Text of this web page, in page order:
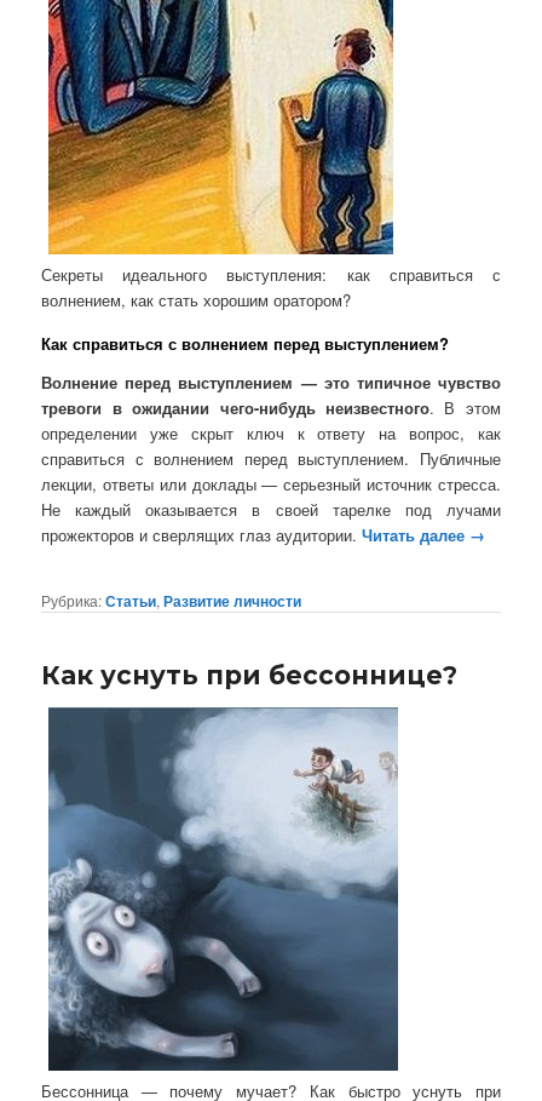
Секреты идеального выступления: как справиться с
волнением, как стать хорошим оратором?
Как справиться с волнением перед выступлением?
Волнение перед выступлением — это типичное чувство
тревоги в ожидании чего-нибудь неизвестного. В этом
определении уже скрыт ключ к ответу на вопрос, как
справиться с волнением перед выступлением. Публичные
лекции, ответы или доклады — серьезный источник стресса.
Не каждый оказывается в своей тарелке под лучами
прожекторов и сверлящих глаз аудитории. Читать далее →
Рубрика:Статьи,Развитие личности
Как уснуть при бессоннице?
Бессонница — почему мучает? Как быстро уснуть при